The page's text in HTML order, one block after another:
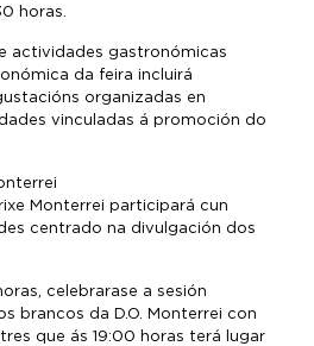
horas.
actividades gastronómicas
da feira incluirá
organizadas en
vinculadas á promoción do
Monterrei participará cun
centrado na divulgación dos
celebrarase a sesión
brancos da D.O. Monterrei con
que ás 19:00 horas terá lugar